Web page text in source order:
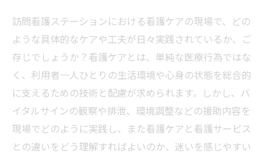
訪問看護ステーションにおける看護ケアの現場で、どの
ような具体的なケアや工夫が日々実践されているか、ご
存じでしょうか？看護ケアとは、単純な医療行為ではな
く、利用者一人ひとりの生活環境や心身の状態を総合的
に支えるための技術と配慮が求められます。しかし、バ
イタルサインの観察や排泄、環境調整などの援助内容を
現場でどのように実践し、また看護ケアと看護サービス
との違いをどう理解すればよいのか、迷いを感じやすい